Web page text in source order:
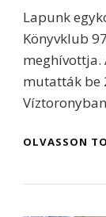
Lapunk
Könyvklub
meghívottja.
mutatták be
OLVASSON